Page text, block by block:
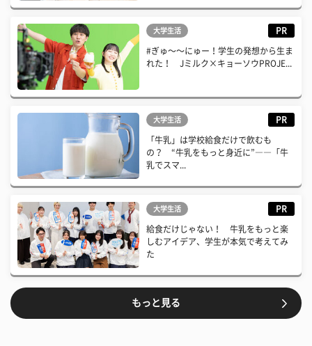
大学生活 PR
#ぎゅ〜〜にゅー！学生の発想から生ま
れた！ Jミルク×キョーソウPROJE...
大学生活 PR
「牛乳」は学校給食だけで飲むも
の？ “牛乳をもっと身近に”――「牛
乳でスマ...
大学生活 PR
給食だけじゃない！ 牛乳をもっと楽
しむアイデア、学生が本気で考えてみ
た
もっと見る